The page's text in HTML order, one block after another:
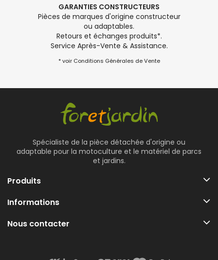
GARANTIES CONSTRUCTEURS
Pièces de marques d'origine constructeur
ou adaptables.
Retours et échanges produits*.
Service Après-Vente & Assistance.
* voir Conditions Générales de Vente
Spécialiste de la pièce détachée d'origine ou
adaptable pour la motoculture et le matériel de parcs
et jardins.
Produits
Informations
Nous contacter